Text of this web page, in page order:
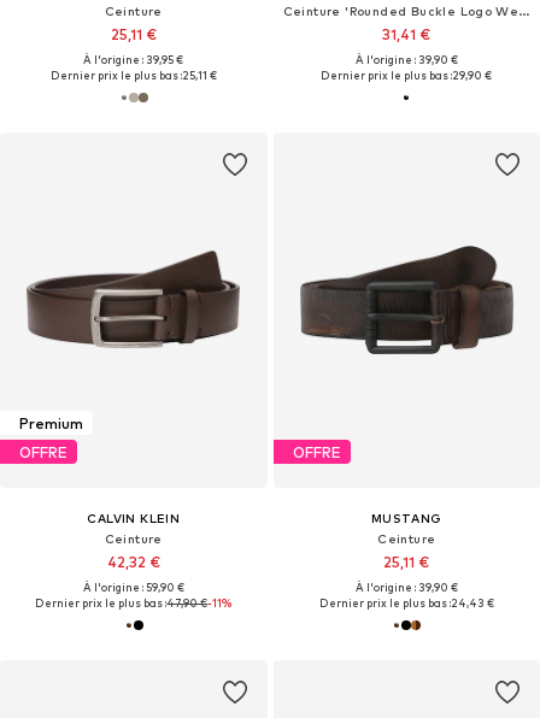
Ceinture
25,11 €
À l'origine : 39,95 €
Dernier prix le plus bas :25,11 €
Ceinture 'Rounded Buckle Logo Webbing'
31,41 €
À l'origine : 39,90 €
Dernier prix le plus bas :29,90 €
Premium
OFFRE
CALVIN KLEIN
Ceinture
42,32 €
À l'origine : 59,90 €
Dernier prix le plus bas :47,90 €-11%
OFFRE
MUSTANG
Ceinture
25,11 €
À l'origine : 39,90 €
Dernier prix le plus bas :24,43 €